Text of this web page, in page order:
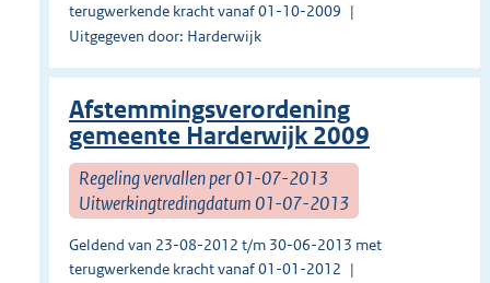
terugwerkende kracht vanaf 01-10-2009
Uitgegeven door: Harderwijk
Afstemmingsverordening
gemeente Harderwijk 2009
Regeling vervallen per 01-07-2013
Uitwerkingtredingdatum 01-07-2013
Geldend van 23-08-2012 t/m 30-06-2013 met
terugwerkende kracht vanaf 01-01-2012